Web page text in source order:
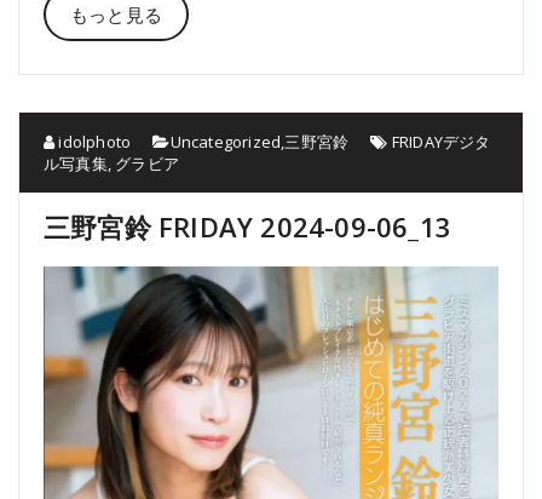
もっと見る
idolphoto Uncategorized,三野宮鈴
FRIDAYデジタ
ル写真集, グラビア
三野宮鈴 FRIDAY 2024-09-06_13